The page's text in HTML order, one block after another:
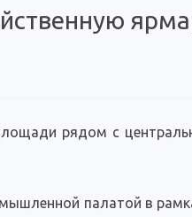
рядом с
палатой в